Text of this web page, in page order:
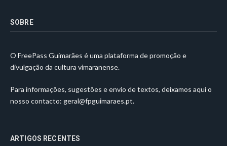
SOBRE
O FreePass Guimarães é uma plataforma de promoção e
divulgação da cultura vimaranense.
Para informações, sugestões e envio de textos, deixamos aqui o
nosso contacto: geral@fpguimaraes.pt.
ARTIGOS RECENTES